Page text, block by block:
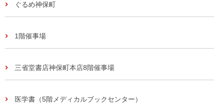
ぐるめ神保町
1階催事場
三省堂書店神保町本店8階催事場
医学書（5階メディカルブックセンター）